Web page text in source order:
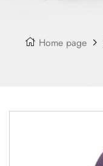
Home page